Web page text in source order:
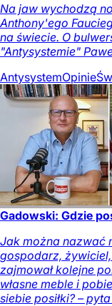
Na jaw wychodzą
Anthony'ego
na świecie. O
"Antysystemie"
AntysystemOpinie
Gadowski: Gdzie
Jak można nazwać
gospodarz,
zajmował kolejne
własne meble i
siebie posiłki? –